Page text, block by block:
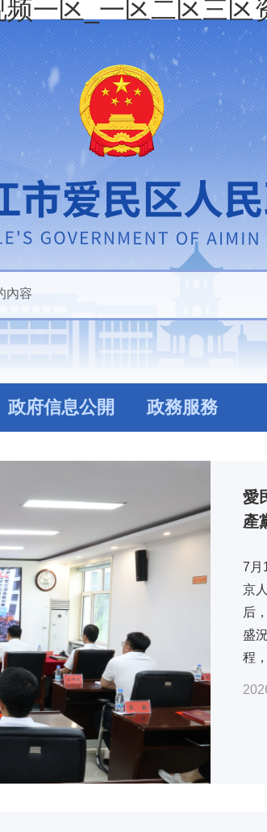
一区_一区二区三区
政府信息公開 政務服務
愛
產
7月
京
后
盛
程